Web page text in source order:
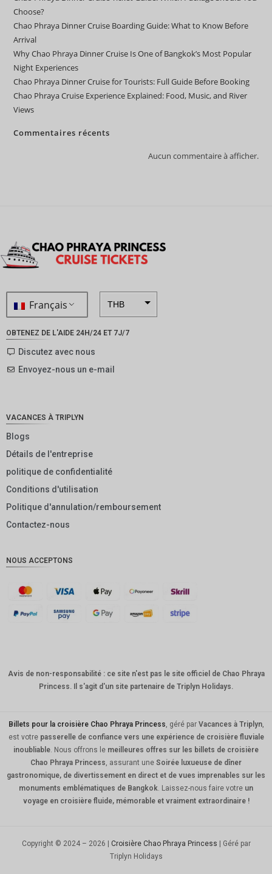
Choose?
Chao Phraya Dinner Cruise Boarding Guide: What to Know Before
Arrival
Why Chao Phraya Dinner Cruise Is One of Bangkok’s Most Popular
Night Experiences
Chao Phraya Dinner Cruise for Tourists: Full Guide Before Booking
Chao Phraya Cruise Experience Explained: Food, Music, and River
Views
Commentaires récents
Aucun commentaire à afficher.
Français THB
NZD
GBP
AUD
KRW
MYR
HKD
SGD
USD
OBTENEZ DE L'AIDE 24H/24 ET 7J/7
Discutez avec nous
Envoyez-nous un e-mail
VACANCES À TRIPLYN
Blogs
Détails de l'entreprise
politique de confidentialité
Conditions d'utilisation
Politique d'annulation/remboursement
Contactez-nous
NOUS ACCEPTONS
Avis de non-responsabilité : ce site n'est pas le site officiel de Chao Phraya
Princess. Il s'agit d'un site partenaire de Triplyn Holidays.
Billets pour la croisière Chao Phraya Princess , géré par Vacances à Triplyn,
est votre passerelle de confiance vers une expérience de croisière fluviale
inoubliable . Nous offrons le meilleures offres sur les billets de croisière
Chao Phraya Princess , assurant une Soirée luxueuse de dîner
gastronomique, de divertissement en direct et de vues imprenables sur les
monuments emblématiques de Bangkok . Laissez-nous faire votre un
voyage en croisière fluide, mémorable et vraiment extraordinaire !
Copyright © 2024 – 2026 | Croisière Chao Phraya Princess | Géré par
Triplyn Holidays